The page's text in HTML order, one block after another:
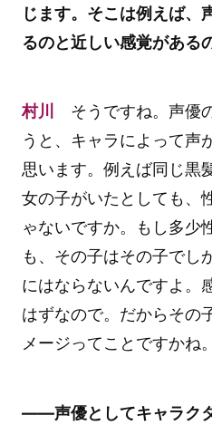
じます。そこは例えば、
るのと近しい感覚がある
村川
そうですね。声優
うと、キャラによって声
思います。例えば同じ黒
女の子がいたとしても、
ゃないですか。もし多少
も、その子はその子でし
にはならないんですよ。
はずなので。だからその
メージってことですかね。
――声優としてキャラク